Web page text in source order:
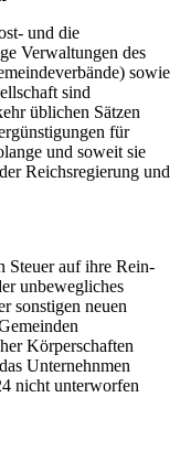
und die
Verwaltungen des
sowie
sind
üblichen Sätzen
für
und soweit sie
Reichsregierung und
Steuer auf ihre Rein-
unbewegliches
sonstigen neuen
Körperschaften
Unternehnmen
nicht unterworfen